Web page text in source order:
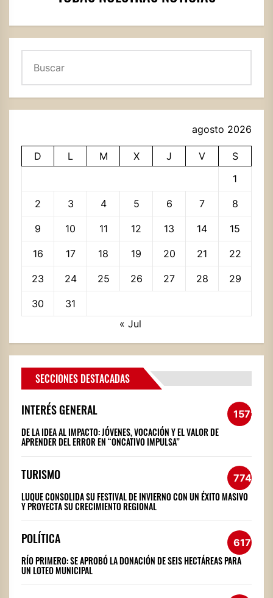
agosto 2026
D L M X J V
S
1
2 3 4 5 6 7 8
9 10 11 12 13 14 15
16 17 18 19 20 21 22
23 24 25 26 27 28 29
30
31
« Jul
SECCIONES DESTACADAS
INTERÉS GENERAL 1572
DE LA IDEA AL IMPACTO: JÓVENES, VOCACIÓN Y EL VALOR DE
APRENDER DEL ERROR EN “ONCATIVO IMPULSA”
TURISMO 774
LUQUE CONSOLIDA SU FESTIVAL DE INVIERNO CON UN ÉXITO MASIVO
Y PROYECTA SU CRECIMIENTO REGIONAL
POLÍTICA 617
RÍO PRIMERO: SE APROBÓ LA DONACIÓN DE SEIS HECTÁREAS PARA
UN LOTEO MUNICIPAL